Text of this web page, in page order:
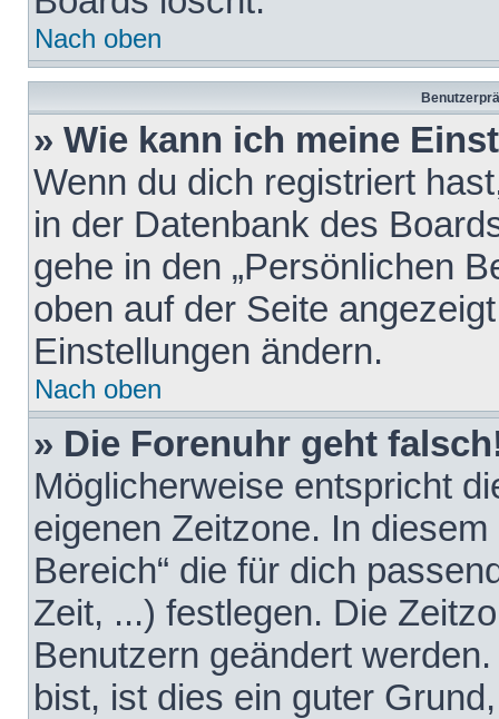
Nach oben
» Wie kann ich meine
Wenn du dich registriert
in der Datenbank des
gehe in den „Persönlichen
oben auf der Seite
Einstellungen ändern.
Nach oben
» Die Forenuhr geht
Möglicherweise entspricht
eigenen Zeitzone. In
Bereich“ die für dich
Zeit, ...) festlegen. Die
Benutzern geändert
bist, ist dies ein guter